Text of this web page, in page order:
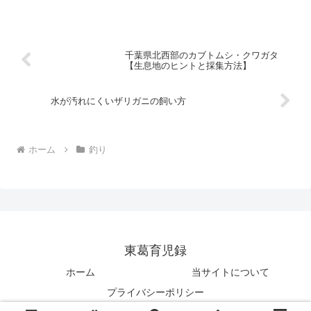
千葉県北西部のカブトムシ・クワガタ
【生息地のヒントと採集方法】
水が汚れにくいザリガニの飼い方
ホーム 釣り
東葛育児録
ホーム
当サイトについて
プライバシーポリシー